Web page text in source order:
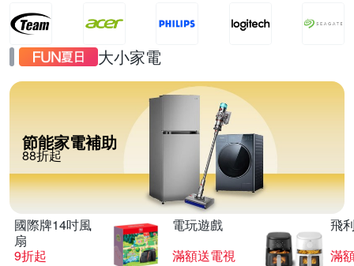
大小家電
節能家電補助
88折起
國際牌14吋風
扇
9折起
電玩遊戲
滿額送電視
飛
滿